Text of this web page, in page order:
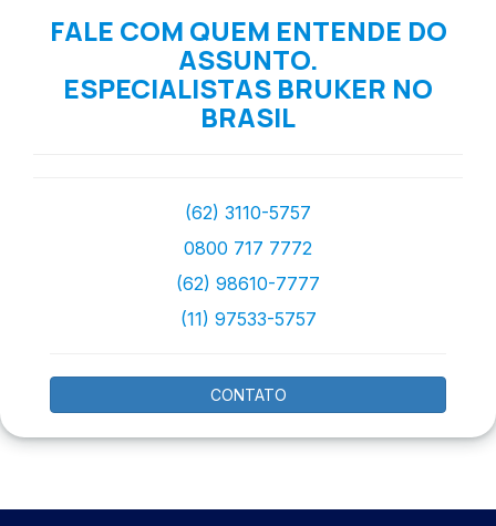
FALE COM QUEM ENTENDE DO
ASSUNTO.
ESPECIALISTAS BRUKER NO
BRASIL
(62) 3110-5757
0800 717 7772
(62) 98610-7777
(11) 97533-5757
CONTATO